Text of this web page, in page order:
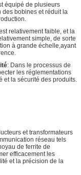
équipé de plusieurs
des bobines et réduit la
relativement faible, et la
simple, de sorte
à grande échelle,ayant
: Dans le processus de
les réglementations
et la sécurité des produits.
et transformateurs
réseau tels
de ferrite de
efficacement les
et la précision de la